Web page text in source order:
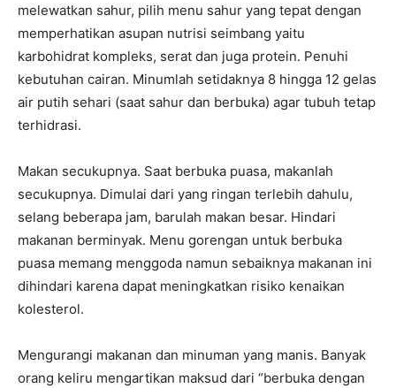
melewatkan sahur, pilih menu sahur yang tepat dengan
memperhatikan asupan nutrisi seimbang yaitu
karbohidrat kompleks, serat dan juga protein. Penuhi
kebutuhan cairan. Minumlah setidaknya 8 hingga 12 gelas
air putih sehari (saat sahur dan berbuka) agar tubuh tetap
terhidrasi.
Makan secukupnya. Saat berbuka puasa, makanlah
secukupnya. Dimulai dari yang ringan terlebih dahulu,
selang beberapa jam, barulah makan besar. Hindari
makanan berminyak. Menu gorengan untuk berbuka
puasa memang menggoda namun sebaiknya makanan ini
dihindari karena dapat meningkatkan risiko kenaikan
kolesterol.
Mengurangi makanan dan minuman yang manis. Banyak
orang keliru mengartikan maksud dari “berbuka dengan